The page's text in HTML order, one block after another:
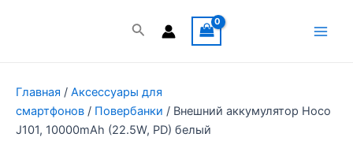
Поиск
Главная / Аксессуары для
смартфонов / Повербанки / Внешний аккумулятор Hoco
J101, 10000mAh (22.5W, PD) белый